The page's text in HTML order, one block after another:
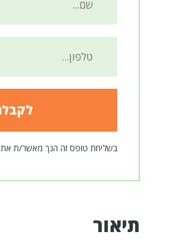
בשליחת טופס זה הנך מאשר/ת את
תיאור